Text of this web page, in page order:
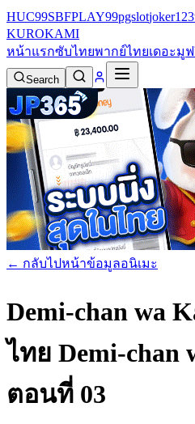
HUC99SBFPLAY99pgslotjoker123
KUROKAMI
หน้าแรกซับไทยพากย์ไทยเดอะมู
Search
← กลับไปหน้าข้อมูลอนิเมะ
Demi-chan wa
ไทย Demi-chan
ตอนที่ 03